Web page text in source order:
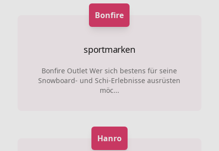
Bonfire
sportmarken
Bonfire Outlet Wer sich bestens für seine
Snowboard- und Schi-Erlebnisse ausrüsten
möc...
Hanro